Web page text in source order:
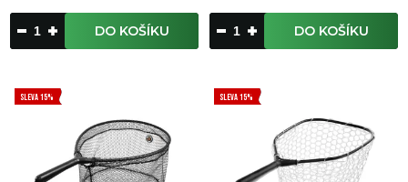
DO KOŠÍKU DO KOŠÍKU
SLEVA 15% SLEVA 15%